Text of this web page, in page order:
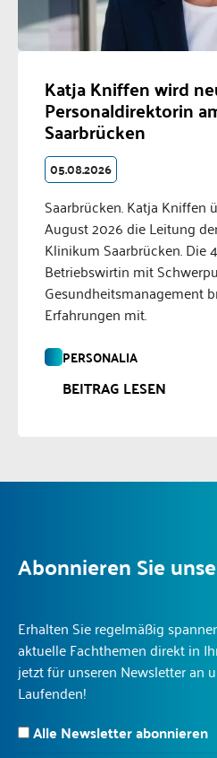
Katja Kniffen wird
Personaldirektorin
Saarbrücken
05.08.2026
Saarbrücken. Katja Kniffen
August 2026 die Leitung
Klinikum Saarbrücken. Die
Betriebswirtin mit
Gesundheitsmanagement
Erfahrungen mit.
PERSONALIA
BEITRAG LESEN
Abonnieren Sie
Erhalten Sie regelmäßig
aktuelle Fachthemen direkt in
jetzt für unseren Newsletter an
Laufenden!
Alle Newsletter abonnieren